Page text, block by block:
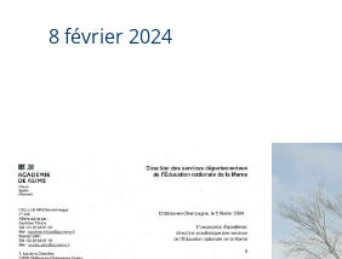
8 février 2024